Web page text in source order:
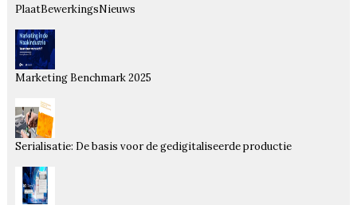
PlaatBewerkingsNieuws
Marketing Benchmark 2025
Serialisatie: De basis voor de gedigitaliseerde productie